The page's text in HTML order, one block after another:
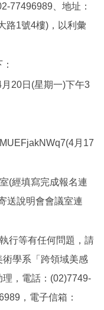
77496989、地址：
路1號4樓)，以利彙
20日(星期一)下午3
月17
(經填寫完成報名連
送說明會會議室連
行等有任何問題，請
學系「跨領域美感
，電話：(02)7749-
，電子信箱：